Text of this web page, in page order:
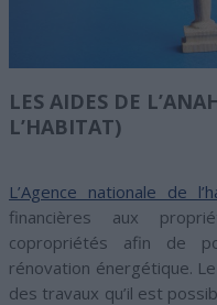
LES AIDES DE
L’HABITAT)
L’Agence nationale de
financières aux
copropriétés afin de
rénovation énergétique.
des travaux qu’il est